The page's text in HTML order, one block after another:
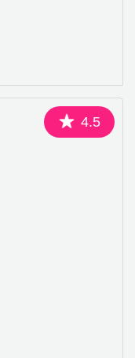
4.5